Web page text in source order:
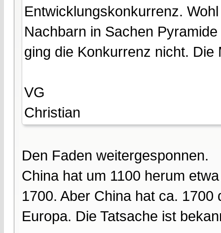
Entwicklungskonkurrenz.
Nachbarn in Sachen
ging die Konkurrenz nicht.
VG
Christian
Den Faden weitergesponnen.
China hat um 1100 herum
1700. Aber China hat ca.
Europa. Die Tatsache ist